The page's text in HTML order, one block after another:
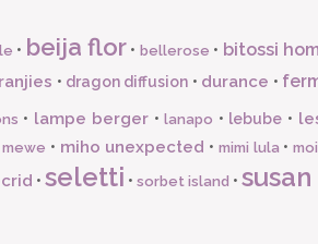
• beija flor • bellerose • bitossi
• dragon diffusion • durance •
• lampe berger •lanapo • lebube •
mewe • miho unexpected • mimi lula •
• seletti • sorbet island •